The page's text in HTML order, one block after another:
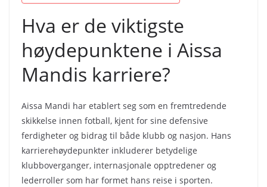
Hva er de viktigste
høydepunktene i Aissa
Mandis karriere?
Aissa Mandi har etablert seg som en fremtredende
skikkelse innen fotball, kjent for sine defensive
ferdigheter og bidrag til både klubb og nasjon. Hans
karrierehøydepunkter inkluderer betydelige
klubboverganger, internasjonale opptredener og
lederroller som har formet hans reise i sporten.